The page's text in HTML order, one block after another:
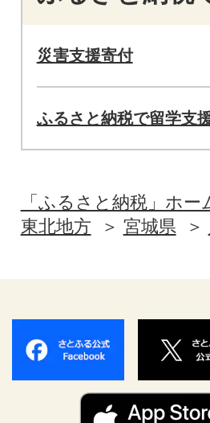
災害支援寄付
ふるさと納税で留学支
「ふるさと納税」ホー
東北地方
宮城県